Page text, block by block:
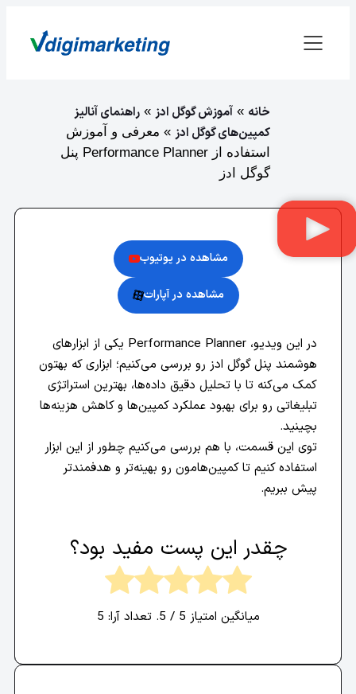
خانه » آموزش گوگل ادز » راهنمای آنالیز
کمپین‌های گوگل ادز » معرفی و آموزش
استفاده از Performance Planner پنل
گوگل ادز
مشاهده در یوتیوب
مشاهده در آپارات
در این ویدیو، Performance Planner یکی از ابزارهای
هوشمند پنل گوگل ادز رو بررسی می‌کنیم؛ ابزاری که بهتون
کمک می‌کنه تا با تحلیل دقیق داده‌ها، بهترین استراتژی
تبلیغاتی رو برای بهبود عملکرد کمپین‌ها و کاهش هزینه‌ها
بچینید.
توی این قسمت، با هم بررسی می‌کنیم چطور از این ابزار
استفاده کنیم تا کمپین‌هامون رو بهینه‌تر و هدفمندتر
پیش ببریم.
چقدر این پست مفید بود؟
میانگین امتیاز 5 / 5. تعداد آرا: 5